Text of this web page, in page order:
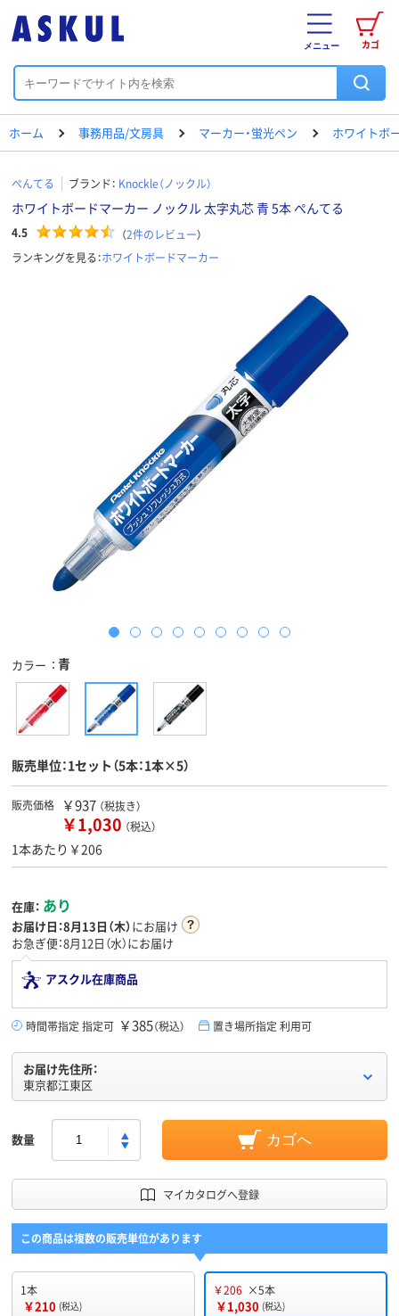
カゴ
メニュー
ホーム 事務用品/文房具 マーカー・蛍光ペン ホワイトボ
ぺんてる ブランド： Knockle（ノックル）
ホワイトボードマーカー ノックル 太字丸芯 青 5本 ぺんてる
4.5 （2件のレビュー）
ランキングを見る：ホワイトボードマーカー
カラー 青
販売単位：1セット（5本：1本×5）
販売価格 ￥937 （税抜き）
￥1,030 （税込）
1本あたり￥206
在庫： あり
お届け日：8月13日（木）にお届け
お急ぎ便：8月12日（水）にお届け
アスクル在庫商品
時間帯指定 指定可 ￥385（税込） 置き場所指定 利用可
お届け先住所：
東京都江東区
数量 カゴへ
マイカタログへ登録
この商品は複数の販売単位があります
1本
￥210 (税込)
￥206 ×5本
￥1,030 (税込)